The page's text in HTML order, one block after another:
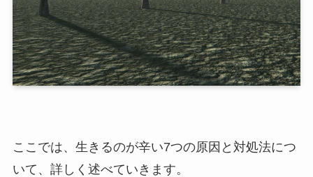
ここでは、生きるのが辛い7つの原因と対処法につ
いて、詳しく述べていきます。